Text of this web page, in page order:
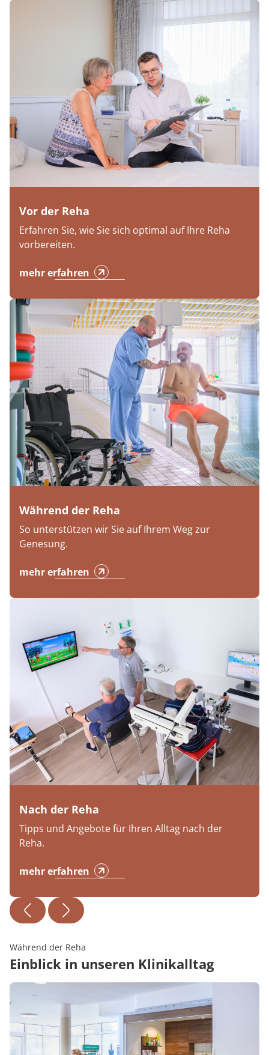
Vor der Reha
Erfahren Sie, wie Sie sich optimal auf Ihre Reha
vorbereiten.
mehr erfahren
Während der Reha
So unterstützen wir Sie auf Ihrem Weg zur
Genesung.
mehr erfahren
Nach der Reha
Tipps und Angebote für Ihren Alltag nach der
Reha.
mehr erfahren
Während der Reha
Einblick in unseren Klinikalltag